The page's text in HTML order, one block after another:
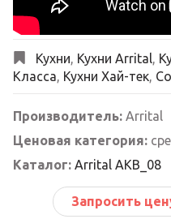
Кухни, Кухни Arrital,
Класса, Кухни Хай-тек,
Производитель: Arrital
Ценовая категория:
Каталог: Arrital AKB_08
Запросить